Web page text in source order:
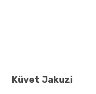
Küvet Jakuzi